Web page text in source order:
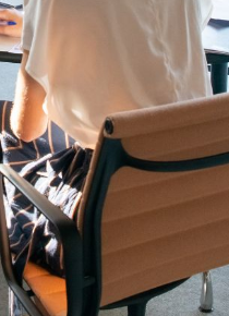
a su vez fomenta la
positivo:
lugar de trabajo debido
de problemas.
empresarial más
igual.
con la Ley General de
comprometido con la